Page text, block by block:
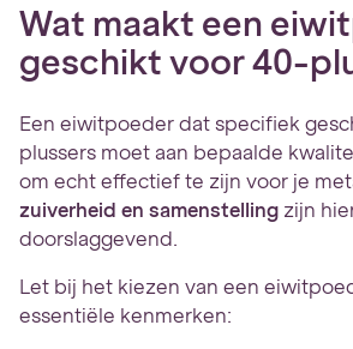
Wat maakt een
geschikt voor 40-
Een eiwitpoeder dat specifiek
plussers moet aan bepaalde
om echt effectief te zijn voor je
zuiverheid en samenstelling zijn
doorslaggevend.
Let bij het kiezen van een
essentiële kenmerken: